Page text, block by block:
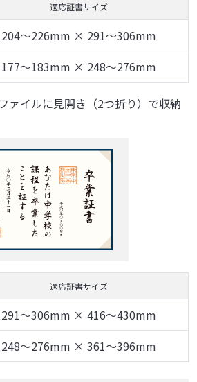
適応証書サイズ
204～226mm × 291～306mm
177～183mm × 248～276mm
ァイルに見開き（2つ折り）で収納
適応証書サイズ
291～306mm × 416～430mm
248～276mm × 361～396mm